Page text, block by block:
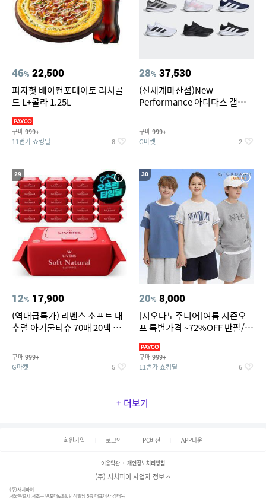
46% 22,500
피자헛 베이컨포테이토 리치골
드 L+콜라 1.25L
구매 999+
11번가 쇼킹딜 8
28% 37,530
(신세계마산점)New
Performance 아디다스 갤럭시
구매 999+
G마켓 2
29
12% 17,900
(역대급특가) 리벤스 소프트 내
추럴 아기물티슈 70매 20팩 캡
구매 999+
G마켓 5
30
20% 8,000
[지오다노주니어]여름 시즌오
프 특별가격 ~72%OFF 반팔/반
구매 999+
11번가 쇼킹딜 6
+ 더보기
회원가입 로그인 PC버전 APP다운
이용약관 개인정보처리방침
(주) 서치파이 사업자 정보
(주)서치파이
서울특별시 서초구 반포대로88, 반석빌딩 5층 대표이사 김태묵